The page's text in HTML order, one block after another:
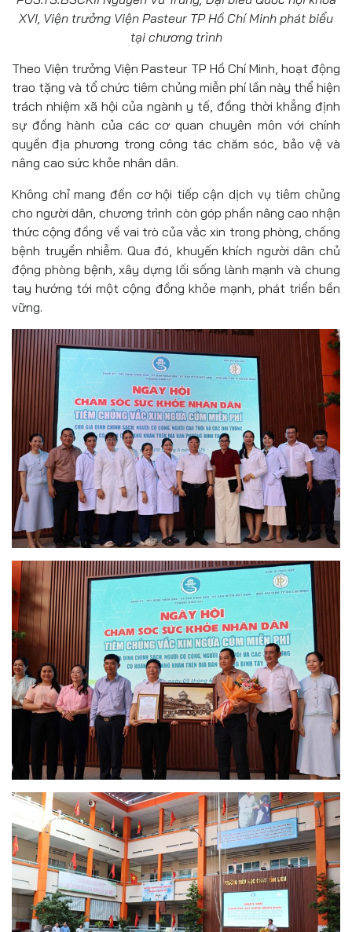
XVI, Viện trưởng Viện Pasteur TP Hồ Chí Minh phát biểu
tại chương trình
Theo Viện trưởng Viện Pasteur TP Hồ Chí Minh, hoạt động
trao tặng và tổ chức tiêm chủng miễn phí lần này thể hiện
trách nhiệm xã hội của ngành y tế, đồng thời khẳng định
sự đồng hành của các cơ quan chuyên môn với chính
quyền địa phương trong công tác chăm sóc, bảo vệ và
nâng cao sức khỏe nhân dân.
Không chỉ mang đến cơ hội tiếp cận dịch vụ tiêm chủng
cho người dân, chương trình còn góp phần nâng cao nhận
thức cộng đồng về vai trò của vắc xin trong phòng, chống
bệnh truyền nhiễm. Qua đó, khuyến khích người dân chủ
động phòng bệnh, xây dựng lối sống lành mạnh và chung
tay hướng tới một cộng đồng khỏe mạnh, phát triển bền
vững.